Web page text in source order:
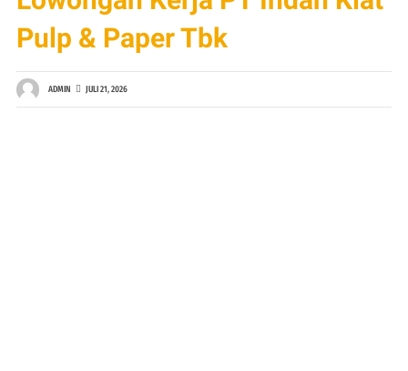
Pulp & Paper Tbk
ADMIN JULI 21, 2026